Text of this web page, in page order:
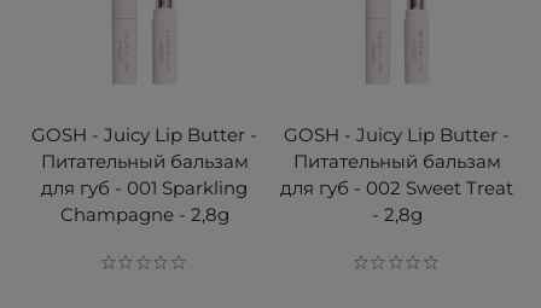
GOSH - Juicy Lip Butter -
Питательный бальзам
для губ - 001 Sparkling
Champagne - 2,8g
GOSH - Juicy Lip Butter -
Питательный бальзам
для губ - 002 Sweet Treat
- 2,8g